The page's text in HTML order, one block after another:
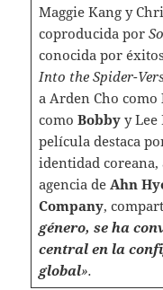
Maggie Kang y
coproducida por
conocida por
Into the Spider-
a Arden Cho como
como Bobbyy Lee
película destaca
identidad coreana,
agencia de Ahn
Company,
género, se ha
central en la
global».